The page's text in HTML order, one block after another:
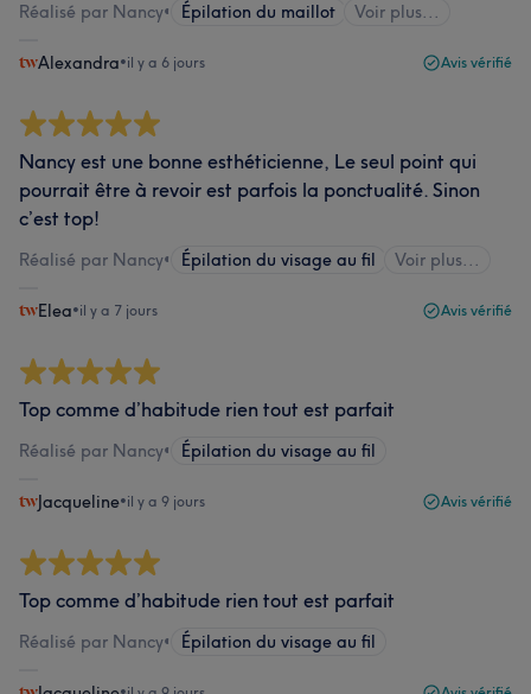
Réalisé par Nancy• Épilation du maillot Voir plus...
Alexandra•il y a 6 jours Avis vérifié
Nancy est une bonne esthéticienne, Le seul point qui
pourrait être à revoir est parfois la ponctualité. Sinon
c’est top!
Réalisé par Nancy• Épilation du visage au fil Voir plus...
Elea•il y a 7 jours Avis vérifié
Top comme d’habitude rien tout est parfait
Réalisé par Nancy• Épilation du visage au fil
Jacqueline•il y a 9 jours Avis vérifié
Top comme d’habitude rien tout est parfait
Réalisé par Nancy• Épilation du visage au fil